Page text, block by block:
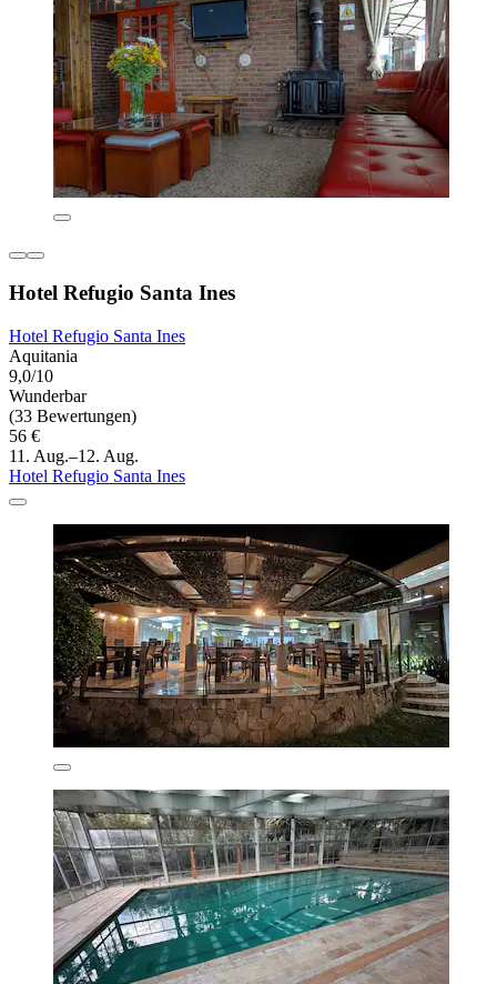
Hotel Refugio Santa Ines
Hotel Refugio Santa Ines
Aquitania
9,0/10
Wunderbar
(33 Bewertungen)
56 €
11. Aug.–12. Aug.
Hotel Refugio Santa Ines